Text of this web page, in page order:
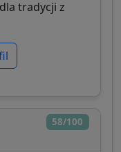
tradycji z
58/100